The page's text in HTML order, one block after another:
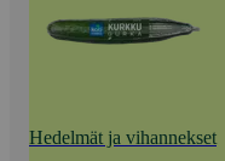
Hedelmät ja vihannekset